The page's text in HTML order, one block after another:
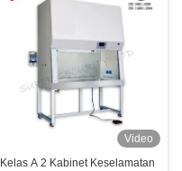
Video
Kelas A 2 Kabinet Keselamatan